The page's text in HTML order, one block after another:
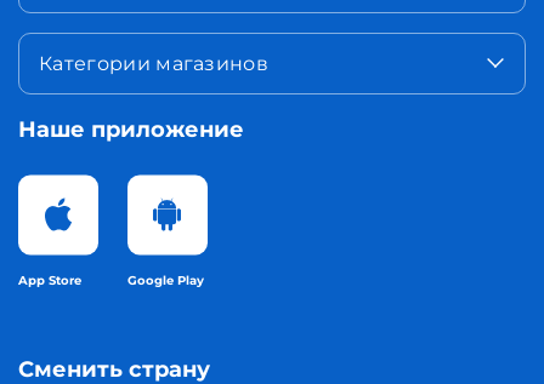
Категории магазинов
Наше приложение
App Store Google Play
Сменить страну